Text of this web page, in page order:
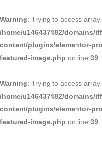
Warning: Trying to access
/home/u146437482/domains/
content/plugins/elementor-
featured-image.php on line 39
Warning: Trying to access
/home/u146437482/domains/
content/plugins/elementor-
featured-image.php on line 39